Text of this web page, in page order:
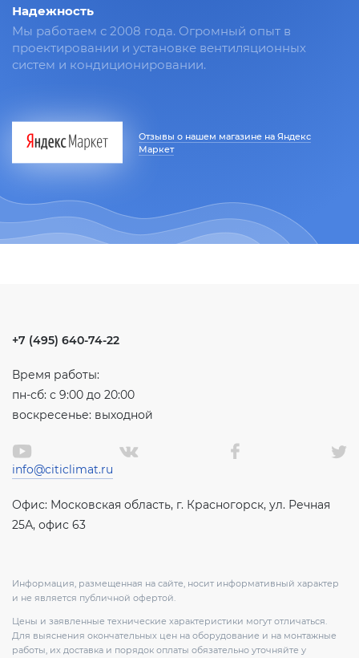
Надежность
Мы работаем с 2008 года. Огромный опыт в
проектировании и установке вентиляционных
систем и кондиционировании.
Отзывы о нашем магазине на Яндекс
Маркет
+7 (495) 640-74-22
Время работы:
пн-сб: с 9:00 до 20:00
воскресенье: выходной
info@citiclimat.ru
Офис: Московская область, г. Красногорск, ул. Речная
25А, офис 63
Информация, размещенная на сайте, носит информативный характер
и не является публичной офертой.
Цены и заявленные технические характеристики могут отличаться.
Для выяснения окончательных цен на оборудование и на монтажные
работы, их доставка и порядок оплаты обязательно уточняйте у